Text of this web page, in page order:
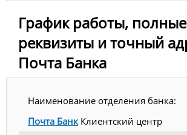
График работы, полные
реквизиты и точный
Почта Банка
Наименование отделения банка:
Почта БанкКлиентский центр